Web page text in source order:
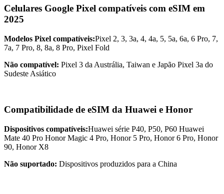
Celulares Google Pixel compatíveis com eSIM em
2025
Modelos Pixel compatíveis:Pixel 2, 3, 3a, 4, 4a, 5, 5a, 6a, 6 Pro, 7,
7a, 7 Pro, 8, 8a, 8 Pro, Pixel Fold
Não compatível: Pixel 3 da Austrália, Taiwan e Japão Pixel 3a do
Sudeste Asiático
Compatibilidade de eSIM da Huawei e Honor
Dispositivos compatíveis:Huawei série P40, P50, P60 Huawei
Mate 40 Pro Honor Magic 4 Pro, Honor 5 Pro, Honor 6 Pro, Honor
90, Honor X8
Não suportado: Dispositivos produzidos para a China